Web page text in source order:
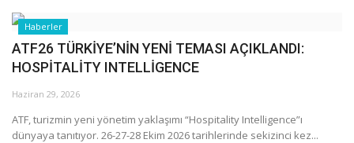
KVKK Aydınlatma Metni
Haberler
Görüntülü
Araştırma - İnceleme
Haberler
ATF26 TÜRKİYE’NİN YENİ TEMASI AÇIKLANDI:
HOSPİTALİTY INTELLİGENCE
Haziran 29, 2026
ATF, turizmin yeni yönetim yaklaşımı “Hospitality Intelligence”ı
dünyaya tanıtıyor. 26-27-28 Ekim 2026 tarihlerinde sekizinci kez...